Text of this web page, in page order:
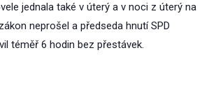
jednala také v úterý a v noci z úterý na
neprošel a předseda hnutí SPD
téměř 6 hodin bez přestávek.